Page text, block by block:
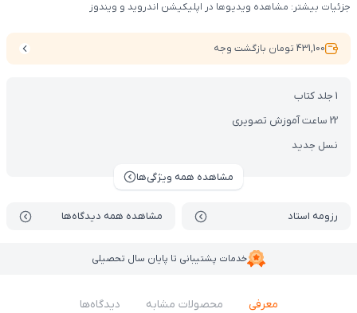
1 جلد کتاب
22 ساعت آموزش تصویری
نسل جدید
مشاهده همه ویژگی‌ها
رزومه استاد مشاهده همه دیدگاه‌ها
خدمات پشتیبانی تا پایان سال تحصیلی
جزئیات بیشتر: مشاهده ویدیوها در اپلیکیشن اندروید و ویندوز
431,100 تومان بازگشت وجه
معرفی محصولات مشابه دیدگاه‌ها